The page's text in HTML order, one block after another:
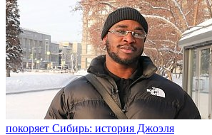
покоряет Сибирь: история Джоэля